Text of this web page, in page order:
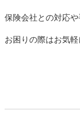
保険会社との対応
お困りの際はお気